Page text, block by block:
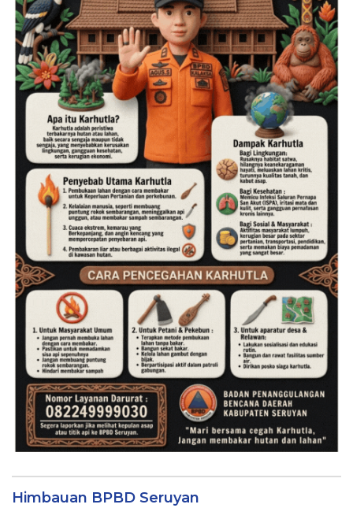
Himbauan BPBD Seruyan